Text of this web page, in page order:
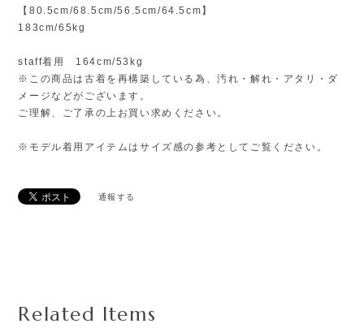
【80.5cm/68.5cm/56.5cm/64.5cm】
183cm/65kg
staff着用 164cm/53kg
※この商品は古着を再構築している為、汚れ・解れ・アタリ・ダ
メージなどがございます。
ご理解、ご了承の上お買い求めください。
※モデル着用アイテムはサイズ感の参考としてご覧ください。
通報する
Related Items